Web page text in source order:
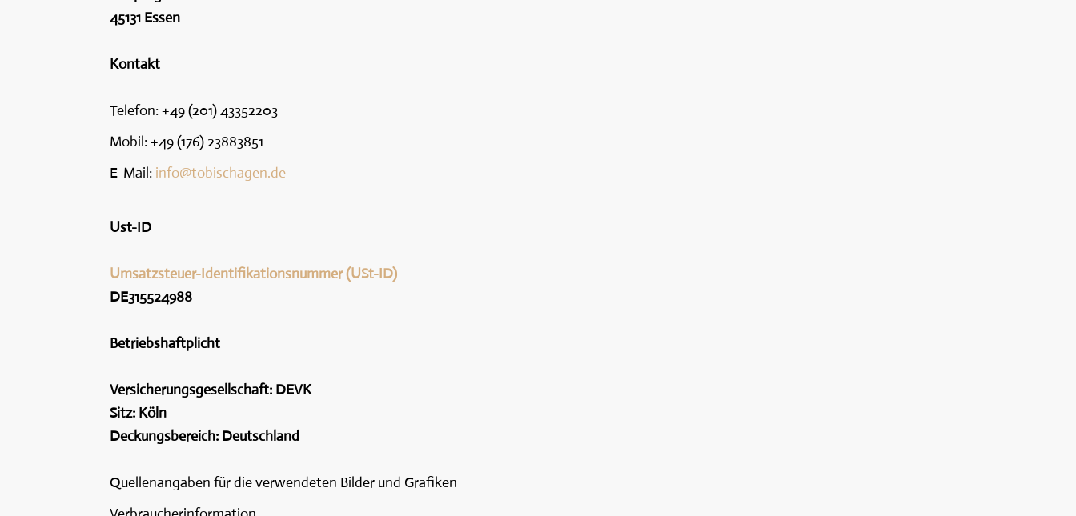
45131 Essen
Kontakt
Telefon: +49 (201) 43352203
Mobil: +49 (176) 23883851
E-Mail: info@tobischagen.de
Ust-ID
Umsatzsteuer-Identifikationsnummer (USt-ID)
DE315524988
Betriebshaftplicht
Versicherungsgesellschaft: DEVK
Sitz: Köln
Deckungsbereich: Deutschland
Quellenangaben für die verwendeten Bilder und Grafiken